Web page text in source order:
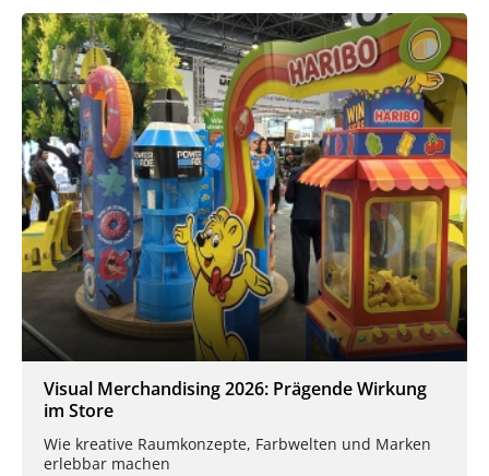
Visual Merchandising 2026: Prägende Wirkung
im Store
Wie kreative Raumkonzepte, Farbwelten und Marken
erlebbar machen